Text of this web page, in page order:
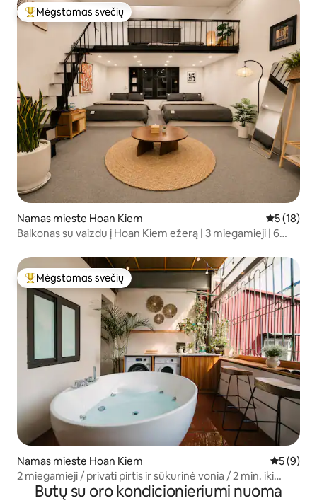
Svečių mėgstamiausias
Mėgstamas svečių
Namas mieste Hoan Kiem Vidutinis
5 (18)
Balkonas su vaizdu į Hoan Kiem ežerą | 3 miegamieji | 6
Svečių mėgstamiausias
Mėgstamas svečių
Namas mieste Hoan Kiem Vidutinis
5 (9)
2 miegamieji / privati pirtis ir sūkurinė vonia / 2 min. iki
ežeroButų su oro kondicionieriumi nuoma